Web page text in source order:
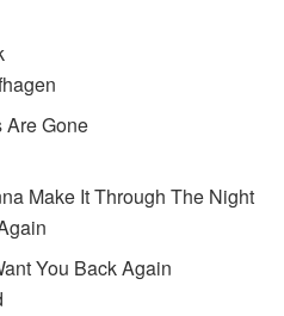
Are Gone
Make It Through The Night
You Back Again